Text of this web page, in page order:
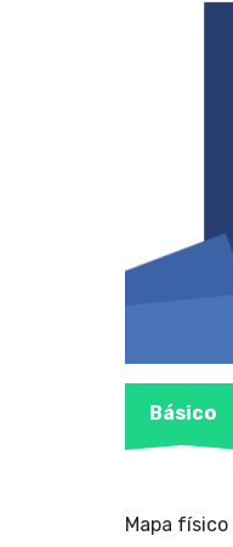
Básico
Mapa